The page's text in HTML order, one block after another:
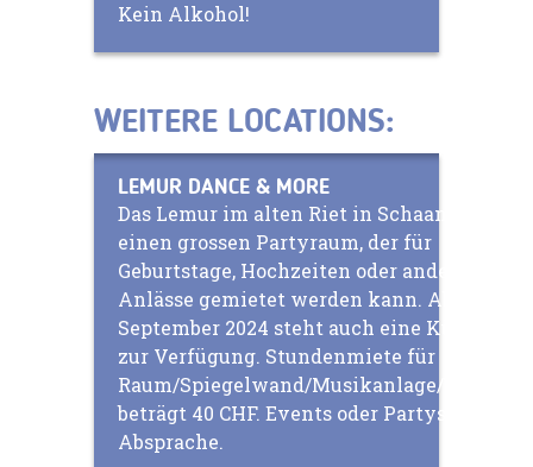
Kein Alkohol!
WEITERE LOCATIONS:
LEMUR DANCE & MORE
Das Lemur im alten Riet in Schaan bietet
einen grossen Partyraum, der für
Geburtstage, Hochzeiten oder andere
Anlässe gemietet werden kann. Ab
September 2024 steht auch eine Küche
zur Verfügung. Stundenmiete für
Raum/Spiegelwand/Musikanlage/Terasse
beträgt 40 CHF. Events oder Partys nach
Absprache.